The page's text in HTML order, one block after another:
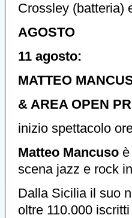
Crossley (batteria)
AGOSTO
11 agosto:
MATTEO
& AREA OPEN
inizio spettacolo
Matteo Mancuso
scena jazz e rock
Dalla Sicilia il suo
oltre 110.000